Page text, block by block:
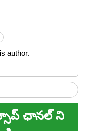
author.
ఛానల్ ని